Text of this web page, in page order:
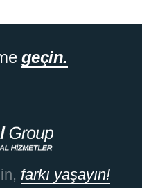
geçin.
farkı yaşayın!